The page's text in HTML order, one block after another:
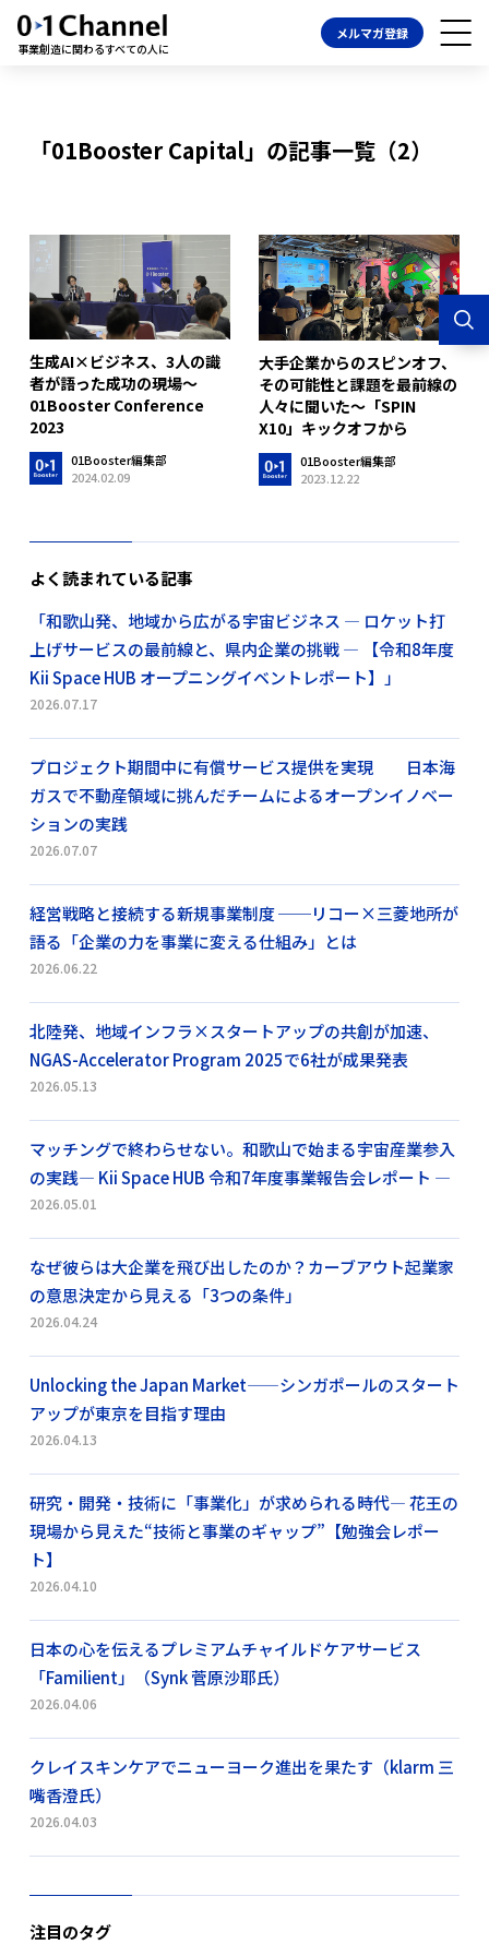
事業創造に関わるすべての人に
メルマガ登録
「01Booster Capital」の記事一覧（2）
生成AI×ビジネス、3人の識
者が語った成功の現場〜
01Booster Conference
2023
01Booster編集部
2024.02.09
大手企業からのスピンオフ、
その可能性と課題を最前線の
人々に聞いた〜「SPIN
X10」キックオフから
01Booster編集部
2023.12.22
よく読まれている記事
「和歌山発、地域から広がる宇宙ビジネス ― ロケット打
上げサービスの最前線と、県内企業の挑戦 ― 【令和8年度
Kii Space HUB オープニングイベントレポート】」
2026.07.17
プロジェクト期間中に有償サービス提供を実現 日本海
ガスで不動産領域に挑んだチームによるオープンイノベー
ションの実践
2026.07.07
経営戦略と接続する新規事業制度 ──リコー×三菱地所が
語る「企業の力を事業に変える仕組み」とは
2026.06.22
北陸発、地域インフラ×スタートアップの共創が加速、
NGAS-Accelerator Program 2025で6社が成果発表
2026.05.13
マッチングで終わらせない。和歌山で始まる宇宙産業参入
の実践― Kii Space HUB 令和7年度事業報告会レポート ―
2026.05.01
なぜ彼らは大企業を飛び出したのか？カーブアウト起業家
の意思決定から見える「3つの条件」
2026.04.24
Unlocking the Japan Market——シンガポールのスタート
アップが東京を目指す理由
2026.04.13
研究・開発・技術に「事業化」が求められる時代― 花王の
現場から見えた“技術と事業のギャップ”【勉強会レポー
ト】
2026.04.10
日本の心を伝えるプレミアムチャイルドケアサービス
「Familient」（Synk 菅原沙耶氏）
2026.04.06
クレイスキンケアでニューヨーク進出を果たす（klarm 三
嘴香澄氏）
2026.04.03
注目のタグ